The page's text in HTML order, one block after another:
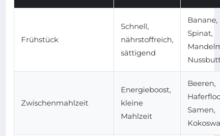
Frühstück
Schnell,
nährstoffreich,
sättigend
Banane,
Spinat,
Zwischenmahlzeit
Energieboost,
kleine
Mahlzeit
Beeren,
Samen,